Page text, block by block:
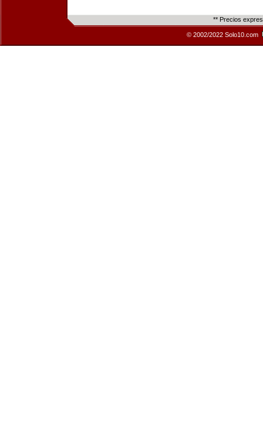
** Precios
© 2002/2022 Solo10.com